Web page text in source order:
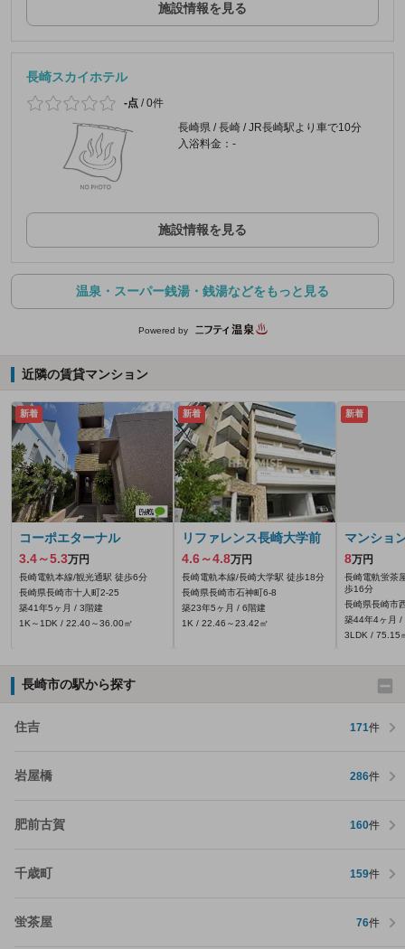
施設情報を見る
長崎スカイホテル
-点 /0件
長崎県 / 長崎 / JR長崎駅より車で10分
入浴料金：-
施設情報を見る
温泉・スーパー銭湯・銭湯などをもっと見る
Powered by
近隣の賃貸マンション
新着
コーポエターナル
3.4～5.3万円
長崎電軌本線/観光通駅 徒歩6分
長崎県長崎市十人町2-25
築41年5ヶ月 / 3階建
1K～1DK / 22.40～36.00㎡
新着
リファレンス長崎大学前
4.6～4.8万円
長崎電軌本線/長崎大学駅 徒歩18分
長崎県長崎市石神町6-8
築23年5ヶ月 / 6階建
1K / 22.46～23.42㎡
新着
マンショ
8万円
長崎電軌蛍茶
歩16分
長崎県長崎市
築44年4ヶ月 /
3LDK / 75.15
長崎市の駅から探す
住吉 171件
岩屋橋 286件
肥前古賀 160件
千歳町 159件
蛍茶屋 76件